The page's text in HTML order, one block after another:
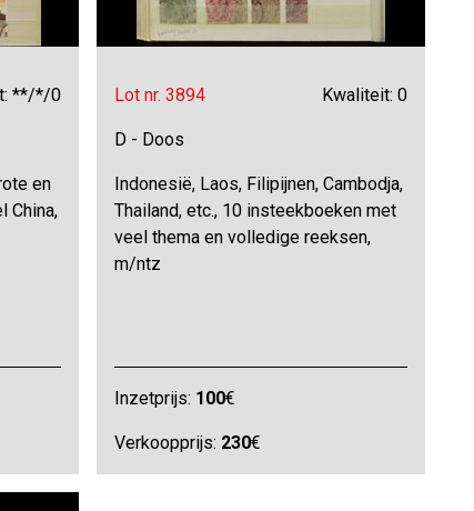
**/*/0
en
China,
Lot nr. 3894 Kwaliteit: 0
D - Doos
Indonesië, Laos, Filipijnen, Cambodja,
Thailand, etc., 10 insteekboeken met
veel thema en volledige reeksen,
m/ntz
Inzetprijs: 100€
Verkoopprijs: 230€